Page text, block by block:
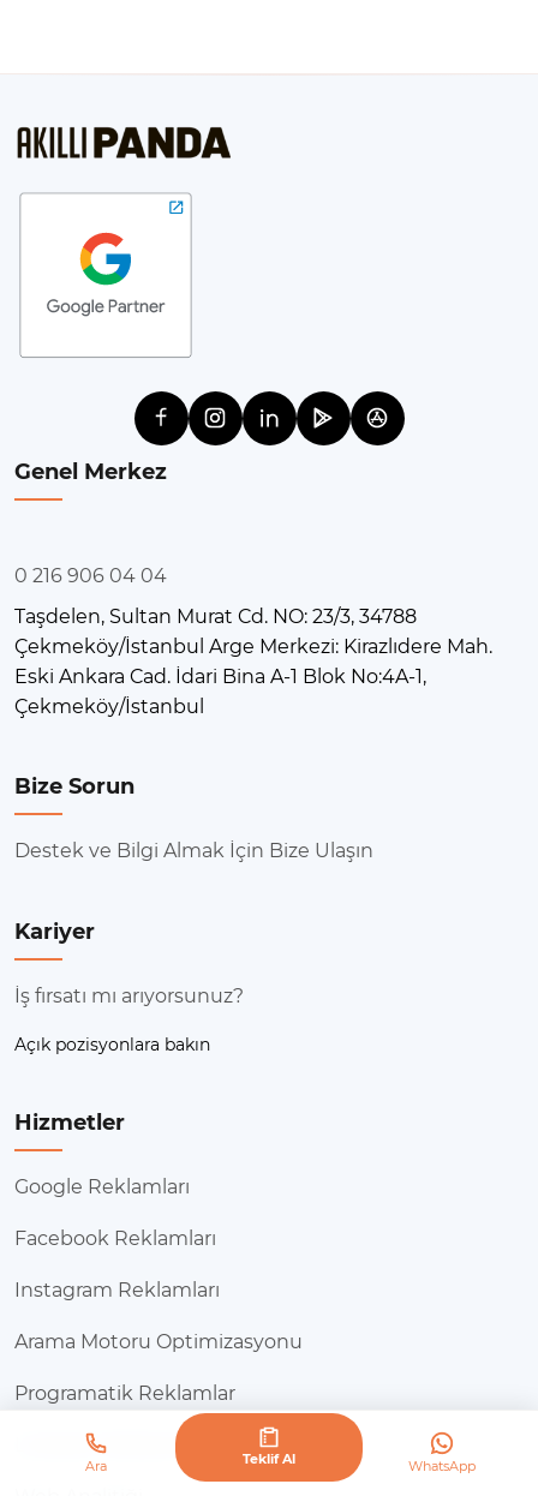
Genel Merkez
0 216 906 04 04
Taşdelen, Sultan Murat Cd. NO: 23/3, 34788
Çekmeköy/İstanbul Arge Merkezi: Kirazlıdere Mah.
Eski Ankara Cad. İdari Bina A-1 Blok No:4A-1,
Çekmeköy/İstanbul
Bize Sorun
Destek ve Bilgi Almak İçin Bize Ulaşın
Kariyer
İş fırsatı mı arıyorsunuz?
Açık pozisyonlara bakın
Hizmetler
Google Reklamları
Facebook Reklamları
Instagram Reklamları
Arama Motoru Optimizasyonu
Programatik Reklamlar
Linkedin Reklamları
Ara Teklif Al WhatsApp